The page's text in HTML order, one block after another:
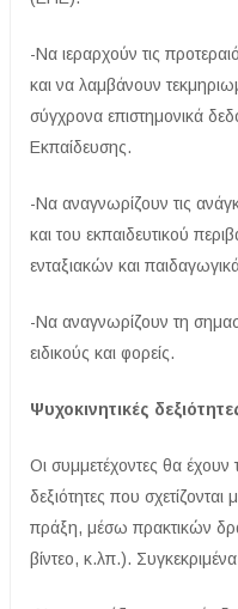
-Να ιεραρχούν τις
και να λαμβάνουν
σύγχρονα επιστημονικά
Εκπαίδευσης.
-Να αναγνωρίζουν τις
και του εκπαιδευτικού
ενταξιακών και
-Να αναγνωρίζουν τη
ειδικούς και φορείς.
Ψυχοκινητικές
Οι συμμετέχοντες θα έχουν
δεξιότητες που
πράξη, μέσω πρακτικών
βίντεο, κ.λπ.).